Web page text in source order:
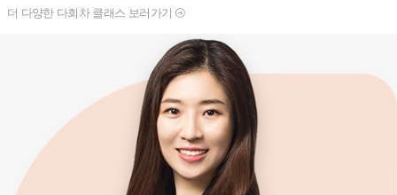
더 다양한 다회차 클래스 보러가기